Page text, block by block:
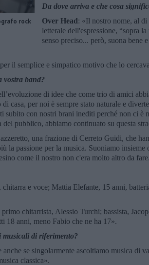
rock
Da dove arriva e che cosa
Over Head: «Il nostro nome, al
letterale dell'espressione, “sopra la
senso preciso... però, suona bene
il semplice e simpatico motivo che lo
vostra band?
di idee che come trio di amici
casa, per noi è sempre stato naturale e
subito con nostri brani inediti perché non ci è
pubblico, abbiamo continuato su questa
una frazione di Cerreto Guidi, che
la passione per la musica. Suoniamo insieme
come il nostro non c'era molto altro da
e voce; Mattia Elefante, 15 anni,
chitarrista, Alessio Turchi; bassista,
18 anni, meno Fabio che ne ha 17».
musicali di riferimento?
se singolarmente ascoltiamo musica di
classica».